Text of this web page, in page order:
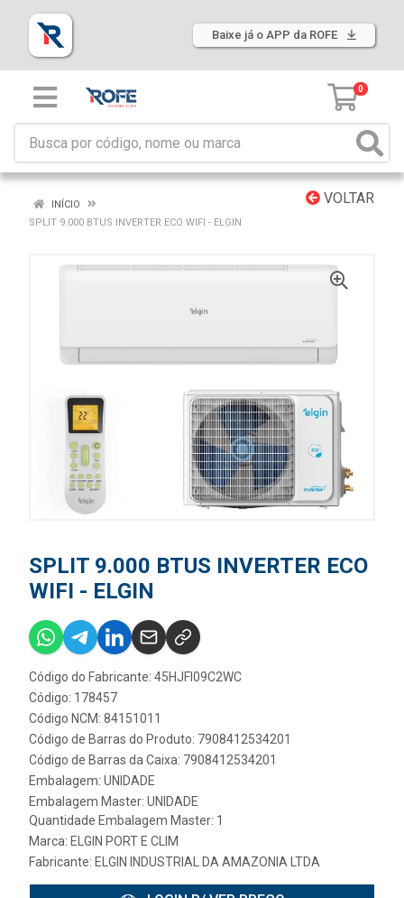
Baixe já o APP da ROFE
0
VOLTAR
INÍCIO
SPLIT 9.000 BTUS INVERTER ECO WIFI - ELGIN
SPLIT 9.000 BTUS INVERTER ECO
WIFI - ELGIN
Código do Fabricante: 45HJFI09C2WC
Código: 178457
Código NCM: 84151011
Código de Barras do Produto: 7908412534201
Código de Barras da Caixa: 7908412534201
Embalagem: UNIDADE
Embalagem Master: UNIDADE
Quantidade Embalagem Master: 1
Marca: ELGIN PORT E CLIM
Fabricante: ELGIN INDUSTRIAL DA AMAZONIA LTDA